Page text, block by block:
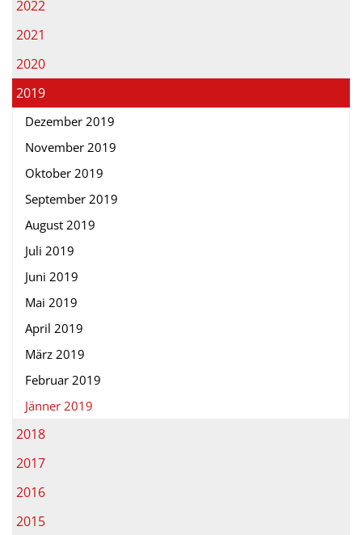
2022
2021
2020
2019
Dezember 2019
November 2019
Oktober 2019
September 2019
August 2019
Juli 2019
Juni 2019
Mai 2019
April 2019
März 2019
Februar 2019
Jänner 2019
2018
2017
2016
2015